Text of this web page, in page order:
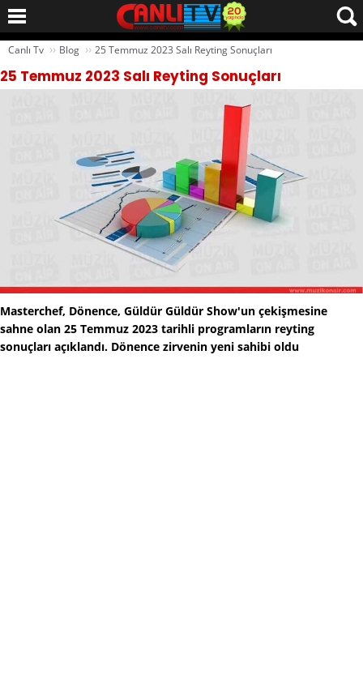
Canlı Tv ›› Blog ›› 25 Temmuz 2023 Salı Reyting Sonuçları
25 Temmuz 2023 Salı Reyting Sonuçları
Masterchef, Dönence, Güldür Güldür Show'un çekişmesine
sahne olan 25 Temmuz 2023 tarihli programların reyting
sonuçları açıklandı. Dönence zirvenin yeni sahibi oldu